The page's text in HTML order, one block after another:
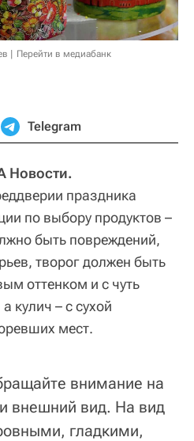
Перейти в медиабанк
Telegram
Новости.
праздника
по выбору продуктов –
быть повреждений,
творог должен быть
оттенком и с чуть
кулич – с сухой
мест.
внимание на
внешний вид. На вид
гладкими,